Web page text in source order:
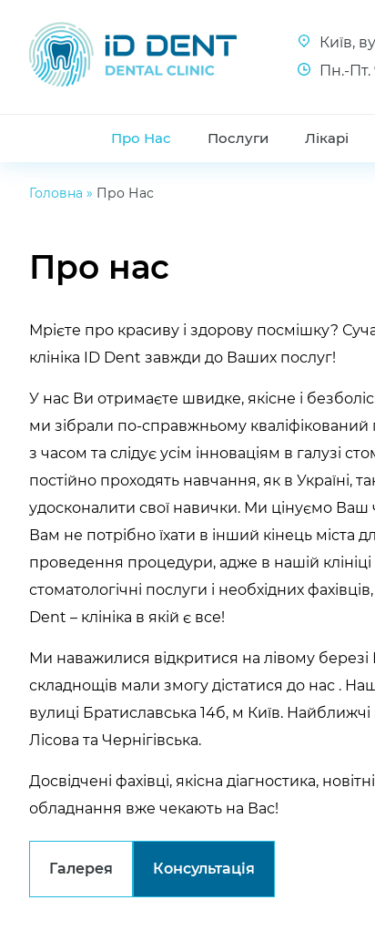
Київ,
Пн.-Пт.
Про Нас Послуги Лікарі
Головна » Про Нас
Про нас
Мрієте про красиву і здорову посмішку?
клініка ID Dent завжди до Ваших послуг!
У нас Ви отримаєте швидке, якісне і
ми зібрали по-справжньому
з часом та слідує усім інноваціям в галузі
постійно проходять навчання, як в Україні,
удосконалити свої навички. Ми цінуємо
Вам не потрібно їхати в інший кінець міста
проведення процедури, адже в нашій клініці
стоматологічні послуги і необхідних
Dent – клініка в якій є все!
Ми наважилися відкритися на лівому
складнощів мали змогу дістатися до нас .
вулиці Братиславська 14б, м Київ. Найближчі
Лісова та Чернігівська.
Досвідчені фахівці, якісна діагностика,
обладнання вже чекають на Вас!
Галерея Консультація